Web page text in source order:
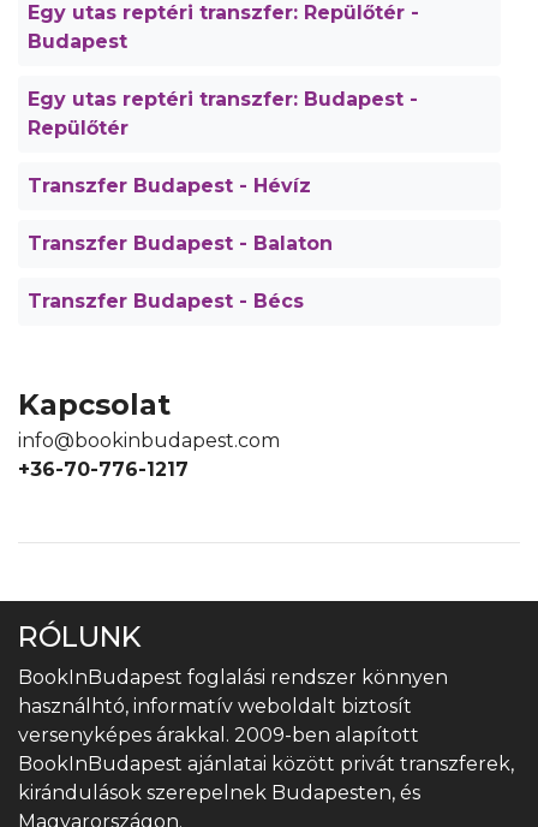
Egy utas reptéri transzfer: Repülőtér -
Budapest
Egy utas reptéri transzfer: Budapest -
Repülőtér
Transzfer Budapest - Hévíz
Transzfer Budapest - Balaton
Transzfer Budapest - Bécs
Kapcsolat
info@bookinbudapest.com
+36-70-776-1217
RÓLUNK
BookInBudapest foglalási rendszer könnyen
használhtó, informatív weboldalt biztosít
versenyképes árakkal. 2009-ben alapított
BookInBudapest ajánlatai között privát transzferek,
kirándulások szerepelnek Budapesten, és
Magyarországon.